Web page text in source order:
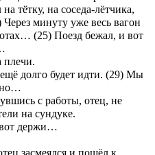
тётку, на соседа-лётчика,
минуту уже весь вагон
(25) Поезд бежал, и вот
плечи.
долго будет идти. (29) Мы
с работы, отец, не
на сундуке.
держи…
засмеялся и пошёл к